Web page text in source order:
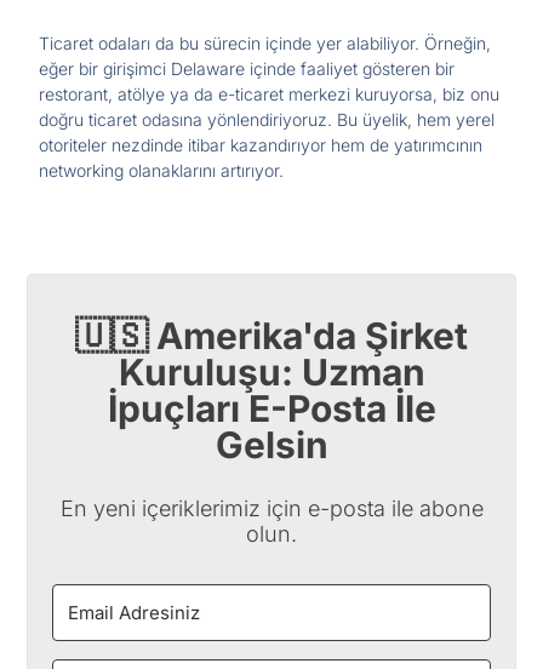
Ticaret odaları da bu sürecin içinde yer alabiliyor. Örneğin,
eğer bir girişimci Delaware içinde faaliyet gösteren bir
restorant, atölye ya da e-ticaret merkezi kuruyorsa, biz onu
doğru ticaret odasına yönlendiriyoruz. Bu üyelik, hem yerel
otoriteler nezdinde itibar kazandırıyor hem de yatırımcının
networking olanaklarını artırıyor.
🇺🇸 Amerika'da Şirket
Kuruluşu: Uzman
İpuçları E-Posta İle
Gelsin
En yeni içeriklerimiz için e-posta ile abone
olun.